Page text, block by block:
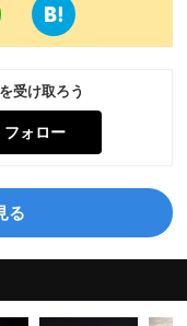
受け取ろう
フォロー
る